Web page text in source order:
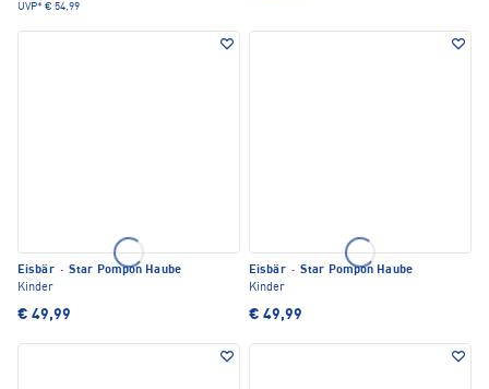
UVP* € 54,99
Eisbär · Star Pompon Haube
Kinder
€ 49,99
Eisbär · Star Pompon Haube
Kinder
€ 49,99